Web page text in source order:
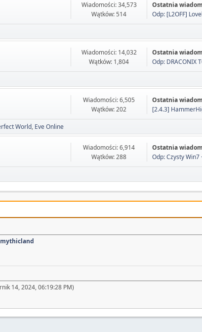
Wiadomości: 34,573
Wątków: 514
Ostatnia
Odp: [L2OFF]
Wiadomości: 14,032
Wątków: 1,804
Ostatnia
Odp: DRACONIX
Wiadomości: 6,505
Wątków: 202
Ostatnia
[2.4.3]
World Eve Online
Wiadomości: 6,914
Wątków: 288
Ostatnia
Odp: Czysty Win7
mythicland
14, 2024, 06:19:28 PM)